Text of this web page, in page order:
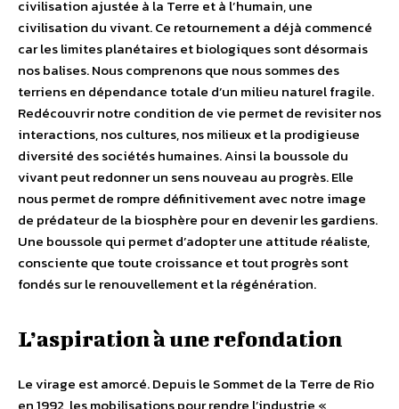
civilisation ajustée à la Terre et à l’humain, une
civilisation du vivant. Ce retournement a déjà commencé
car les limites planétaires et biologiques sont désormais
nos balises. Nous comprenons que nous sommes des
terriens en dépendance totale d’un milieu naturel fragile.
Redécouvrir notre condition de vie permet de revisiter nos
interactions, nos cultures, nos milieux et la prodigieuse
diversité des sociétés humaines. Ainsi la boussole du
vivant peut redonner un sens nouveau au progrès. Elle
nous permet de rompre définitivement avec notre image
de prédateur de la biosphère pour en devenir les gardiens.
Une boussole qui permet d’adopter une attitude réaliste,
consciente que toute croissance et tout progrès sont
fondés sur le renouvellement et la régénération.
L’aspiration à une refondation
Le virage est amorcé. Depuis le Sommet de la Terre de Rio
en 1992, les mobilisations pour rendre l’industrie «